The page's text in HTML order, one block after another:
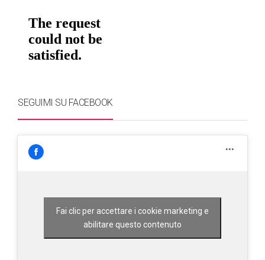
SEGUIMI SU FACEBOOK
Fai clic per accettare i cookie marketing e
abilitare questo contenuto